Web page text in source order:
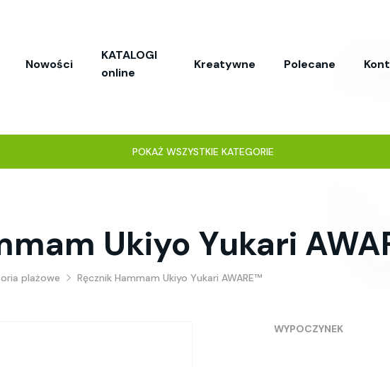
Nowości
KATALOGI
online
Kreatywne Polecane
POKAŻ WSZYSTKIE KATEGORIE
Ukiyo Yukari
plażowe Ręcznik Hammam Ukiyo Yukari AWARE™
WYPOCZYNEK